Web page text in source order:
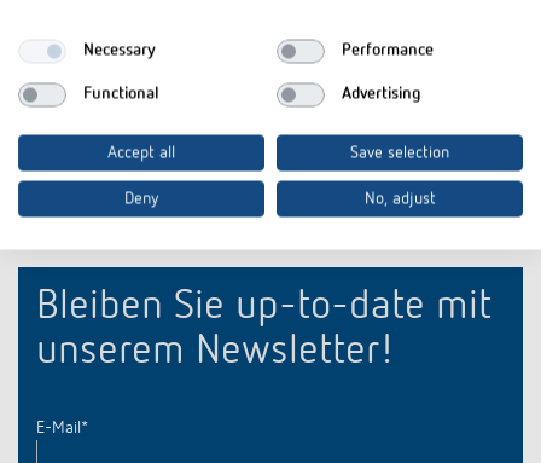
Blende für Betriebsstundenzähler
Bleiben Sie up-to-date mit
unserem Newsletter!
E-Mail *
Necessary Performance
Functional Advertising
Accept all Save selection
Deny No, adjust